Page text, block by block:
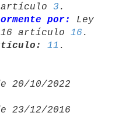
artículo 3
por:
Ley
artículo 16
11